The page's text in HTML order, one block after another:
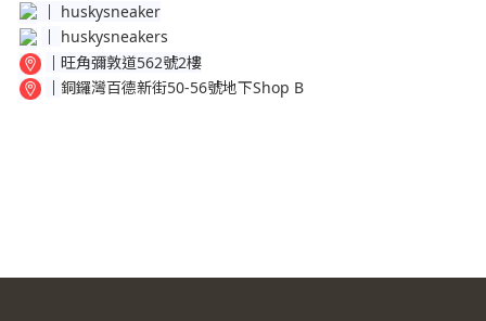
huskysneaker
huskysneakers
│ 旺角彌敦道562號2樓
│ 銅鑼灣百德新街50-56號地下Shop B